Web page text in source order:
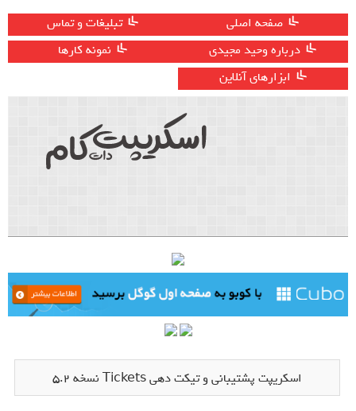
صفحه اصلی
تبلیغات و تماس
درباره وحید مجیدی
نمونه کارها
ابزارهای آنلاین
اسکریپت پشتیبانی و تیکت دهی Tickets نسخه 5.2